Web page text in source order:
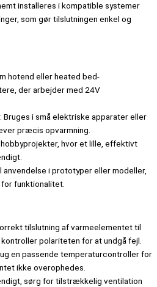
installeres i kompatible systemer
som gør tilslutningen enkel og
hotend eller heated bed-
der arbejder med 24V
: Bruges i små elektriske apparater eller
præcis opvarmning.
hvor et lille, effektivt
anvendelse i prototyper eller modeller,
funktionalitet.
tilslutning af varmeelementet til
polariteten for at undgå fejl.
en passende temperaturcontroller for
ikke overophedes.
sørg for tilstrækkelig ventilation